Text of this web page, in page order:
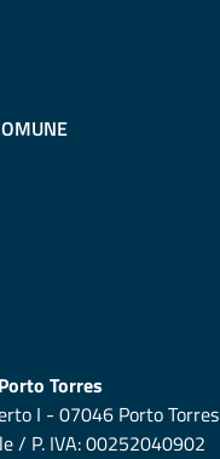
Torres
I - 07046 Porto Torres
/ P. IVA: 00252040902